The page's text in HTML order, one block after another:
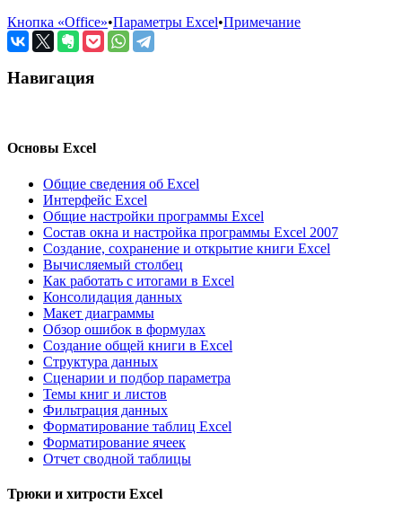
Кнопка «Office»•Параметры Excel•Примечание
Навигация
Основы Excel
Общие сведения об Excel
Интерфейс Excel
Общие настройки программы Excel
Состав окна и настройка программы Excel 2007
Создание, сохранение и открытие книги Excel
Вычисляемый столбец
Как работать с итогами в Excel
Консолидация данных
Макет диаграммы
Обзор ошибок в формулах
Создание общей книги в Excel
Структура данных
Сценарии и подбор параметра
Темы книг и листов
Фильтрация данных
Форматирование таблиц Excel
Форматирование ячеек
Отчет сводной таблицы
Трюки и хитрости Excel